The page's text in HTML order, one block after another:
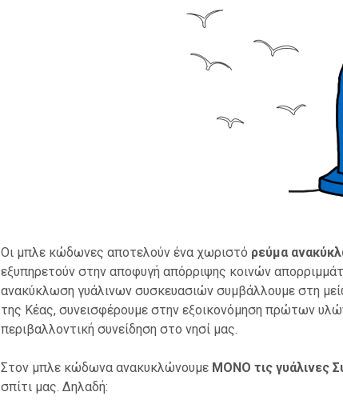
Oι μπλε κώδωνες αποτελούν ένα χωριστό ρεύμα
εξυπηρετούν στην αποφυγή απόρριψης κοινών
ανακύκλωση γυάλινων συσκευασιών συμβάλλουμε στη
της Κέας, συνεισφέρουμε στην εξοικονόμηση πρώτων
περιβαλλοντική συνείδηση στο νησί μας.
Στον μπλε κώδωνα ανακυκλώνουμε ΜΟΝΟ τις γυάλινες
σπίτι μας. Δηλαδή: